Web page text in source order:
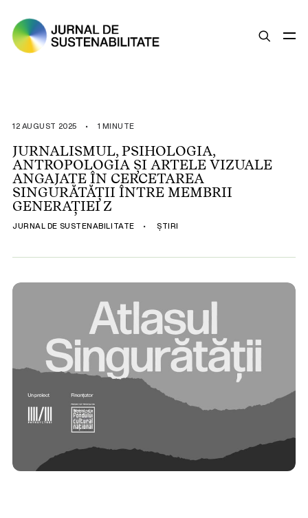
ȘTIRI
OPINII
ESG
LEGISLAȚIE
BUNE PRACTICI
COMPANII SUSTENABILE
12 AUGUST 2025 • 1 MINUTE
JURNALISMUL, PSIHOLOGIA,
ANTROPOLOGIA ȘI ARTELE VIZUALE
ANGAJATE ÎN CERCETAREA
SINGURĂTĂȚII ÎNTRE MEMBRII
GENERAȚIEI Z
JURNAL DE SUSTENABILITATE • ȘTIRI